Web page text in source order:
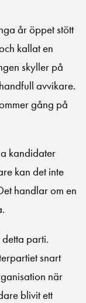
år öppet stött
kallat en
skyller på
avvikare.
gång på
kandidater
kan det inte
handlar om en
parti.
snart
när
blivit ett